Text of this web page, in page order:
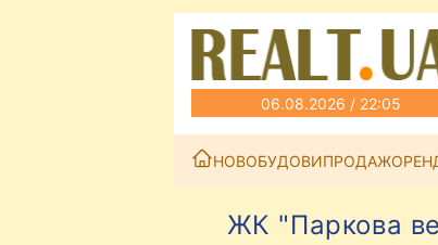
06.08.2026 / 22:05
НОВОБУДОВИПРОДАЖ
ЖК "Паркова